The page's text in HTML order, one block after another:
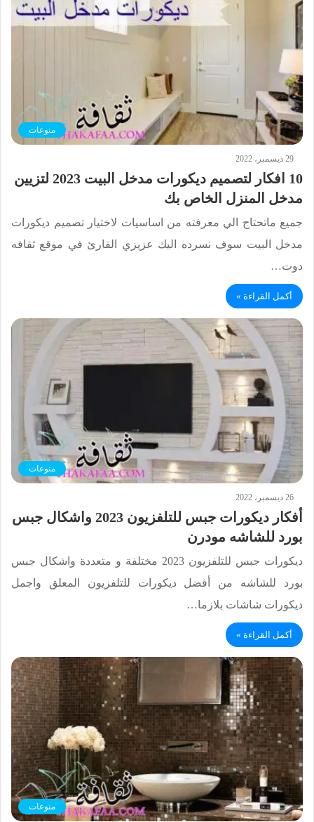
منوعات
29 ديسمبر، 2022
10 افكار لتصميم ديكورات مدخل البيت 2023 لتزيين
مدخل المنزل الخاص بك
جميع ماتحتاج الي معرفته من اساسيات لاختيار تصميم ديكورات
مدخل البيت سوف نسرده اليك عزيزي القارئ في موقع ثقافه
دوت…
أكمل القراءة »
منوعات
26 ديسمبر، 2022
أفكار ديكورات جبس للتلفزيون 2023 واشكال جبس
بورد للشاشه مودرن
ديكورات جبس للتلفزيون 2023 مختلفة و متعددة واشكال جبس
بورد للشاشه من أفضل ديكورات للتلفزيون المعلق واجمل
ديكورات شاشات بلازما…
أكمل القراءة »
منوعات